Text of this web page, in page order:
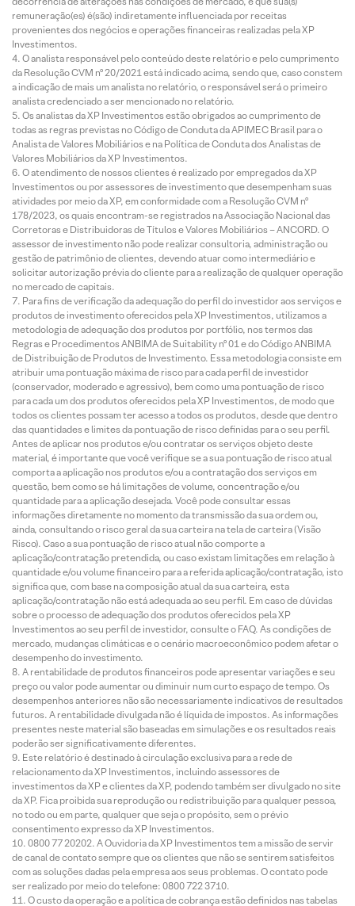
remuneração(es) é(são) indiretamente influenciada por receitas
provenientes dos negócios e operações financeiras realizadas pela XP
Investimentos.
O analista responsável pelo conteúdo deste relatório e pelo cumprimento
da Resolução CVM nº 20/2021 está indicado acima, sendo que, caso constem
a indicação de mais um analista no relatório, o responsável será o primeiro
analista credenciado a ser mencionado no relatório.
Os analistas da XP Investimentos estão obrigados ao cumprimento de
todas as regras previstas no Código de Conduta da APIMEC Brasil para o
Analista de Valores Mobiliários e na Política de Conduta dos Analistas de
Valores Mobiliários da XP Investimentos.
O atendimento de nossos clientes é realizado por empregados da XP
Investimentos ou por assessores de investimento que desempenham suas
atividades por meio da XP, em conformidade com a Resolução CVM nº
178/2023, os quais encontram-se registrados na Associação Nacional das
Corretoras e Distribuidoras de Títulos e Valores Mobiliários – ANCORD. O
assessor de investimento não pode realizar consultoria, administração ou
gestão de patrimônio de clientes, devendo atuar como intermediário e
solicitar autorização prévia do cliente para a realização de qualquer operação
no mercado de capitais.
Para fins de verificação da adequação do perfil do investidor aos serviços e
produtos de investimento oferecidos pela XP Investimentos, utilizamos a
metodologia de adequação dos produtos por portfólio, nos termos das
Regras e Procedimentos ANBIMA de Suitability nº 01 e do Código ANBIMA
de Distribuição de Produtos de Investimento. Essa metodologia consiste em
atribuir uma pontuação máxima de risco para cada perfil de investidor
(conservador, moderado e agressivo), bem como uma pontuação de risco
para cada um dos produtos oferecidos pela XP Investimentos, de modo que
todos os clientes possam ter acesso a todos os produtos, desde que dentro
das quantidades e limites da pontuação de risco definidas para o seu perfil.
Antes de aplicar nos produtos e/ou contratar os serviços objeto deste
material, é importante que você verifique se a sua pontuação de risco atual
comporta a aplicação nos produtos e/ou a contratação dos serviços em
questão, bem como se há limitações de volume, concentração e/ou
quantidade para a aplicação desejada. Você pode consultar essas
informações diretamente no momento da transmissão da sua ordem ou,
ainda, consultando o risco geral da sua carteira na tela de carteira (Visão
Risco). Caso a sua pontuação de risco atual não comporte a
aplicação/contratação pretendida, ou caso existam limitações em relação à
quantidade e/ou volume financeiro para a referida aplicação/contratação, isto
significa que, com base na composição atual da sua carteira, esta
aplicação/contratação não está adequada ao seu perfil. Em caso de dúvidas
sobre o processo de adequação dos produtos oferecidos pela XP
Investimentos ao seu perfil de investidor, consulte o FAQ. As condições de
mercado, mudanças climáticas e o cenário macroeconômico podem afetar o
desempenho do investimento.
A rentabilidade de produtos financeiros pode apresentar variações e seu
preço ou valor pode aumentar ou diminuir num curto espaço de tempo. Os
desempenhos anteriores não são necessariamente indicativos de resultados
futuros. A rentabilidade divulgada não é líquida de impostos. As informações
presentes neste material são baseadas em simulações e os resultados reais
poderão ser significativamente diferentes.
Este relatório é destinado à circulação exclusiva para a rede de
relacionamento da XP Investimentos, incluindo assessores de
investimentos da XP e clientes da XP, podendo também ser divulgado no site
da XP. Fica proibida sua reprodução ou redistribuição para qualquer pessoa,
no todo ou em parte, qualquer que seja o propósito, sem o prévio
consentimento expresso da XP Investimentos.
0800 77 20202. A Ouvidoria da XP Investimentos tem a missão de servir
de canal de contato sempre que os clientes que não se sentirem satisfeitos
com as soluções dadas pela empresa aos seus problemas. O contato pode
ser realizado por meio do telefone: 0800 722 3710.
O custo da operação e a política de cobrança estão definidos nas tabelas